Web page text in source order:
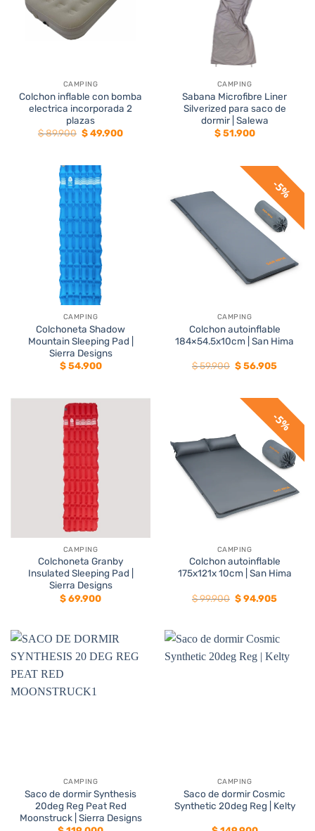
CAMPING
Colchon inflable con bomba
electrica incorporada 2
plazas
$89.900 El
precio
$ 89.900.
$49.900El
CAMPING
Sabana Microfibre Liner
Silverized para saco de
dormir | Salewa
$51.900
CAMPING
Colchoneta Shadow
Mountain Sleeping Pad |
Sierra Designs
$54.900
5%
CAMPING
Colchon autoinflable
184×54.5x10cm | San Hima
$59.900 El
precio
$ 59.900.
$56.905El
$
CAMPING
Colchoneta Granby
Insulated Sleeping Pad |
Sierra Designs
$69.900
5%
CAMPING
Colchon autoinflable
175x121x 10cm | San Hima
$99.900 El
precio
$ 99.900.
$94.905El
CAMPING
Saco de dormir Synthesis
20deg Reg Peat Red
Moonstruck | Sierra Designs
CAMPING
Saco de dormir Cosmic
Synthetic 20deg Reg | Kelty